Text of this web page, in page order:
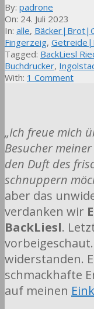
By: padrone
On: 24. Juli 2023
In: alle,
Fingerzeig,
Tagged: BackLiesl
Buchdrucker,
With: 1 Comment
„Ich freue mich
Besucher
den Duft des
schnuppern
aber das
verdanken wir
BackLiesl.
widerstanden.
schmackhafte
auf meinen